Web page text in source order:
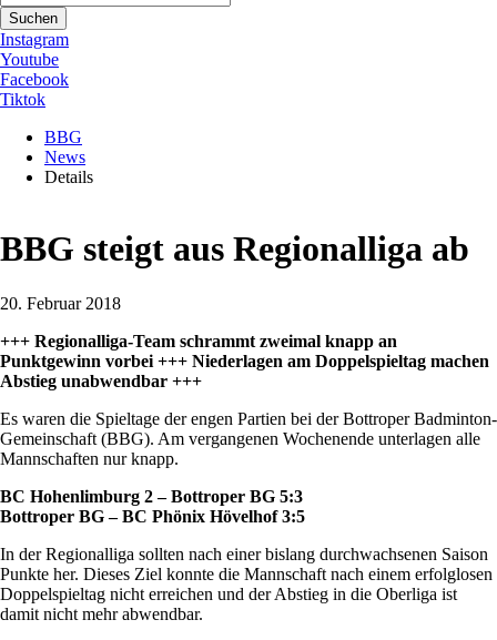
Suchen
Instagram
Youtube
Facebook
Tiktok
BBG
News
Details
BBG steigt aus Regionalliga ab
20. Februar 2018
+++ Regionalliga-Team schrammt zweimal knapp an
Punktgewinn vorbei +++ Niederlagen am Doppelspieltag machen
Abstieg unabwendbar +++
Es waren die Spieltage der engen Partien bei der Bottroper Badminton-
Gemeinschaft (BBG). Am vergangenen Wochenende unterlagen alle
Mannschaften nur knapp.
BC Hohenlimburg 2 – Bottroper BG 5:3
Bottroper BG – BC Phönix Hövelhof 3:5
In der Regionalliga sollten nach einer bislang durchwachsenen Saison
Punkte her. Dieses Ziel konnte die Mannschaft nach einem erfolglosen
Doppelspieltag nicht erreichen und der Abstieg in die Oberliga ist
damit nicht mehr abwendbar.